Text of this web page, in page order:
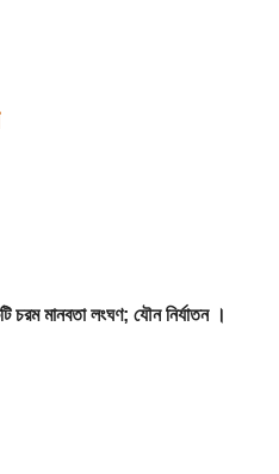
চরম মানবতা লংঘণ; যৌন নির্যাতন ।